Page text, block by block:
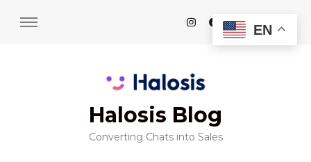
Halosis Blog
Converting Chats into Sales
EN